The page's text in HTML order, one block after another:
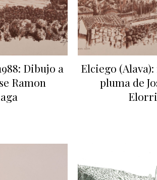
Dibujo a
Ramon
Elciego (Alava):
pluma de